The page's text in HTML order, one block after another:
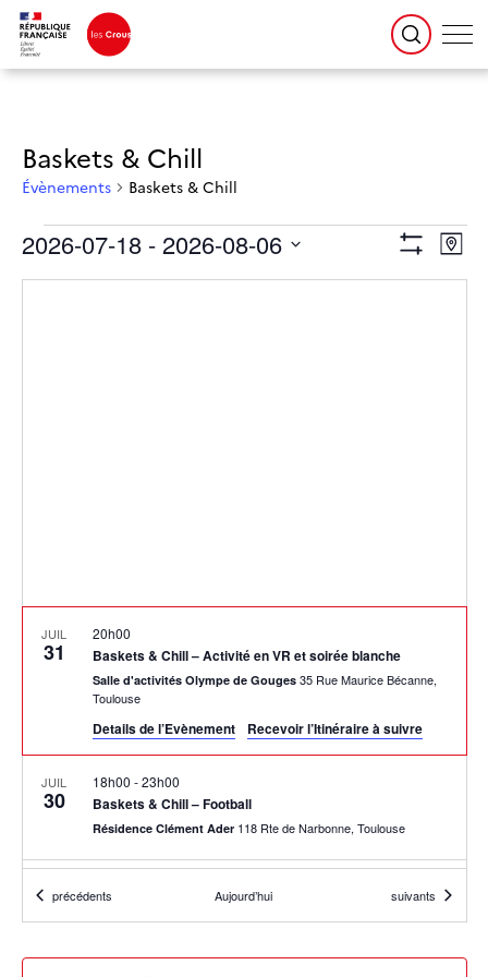
Baskets & Chill
Évènements Baskets & Chill
Évènements Navigation
par
consultations
Les
de
vues
Plan
2026-07-18 - 2026-08-06
la
JUIL
31 Baskets & Chill – Activité en VR et soirée blanche
20h00
Salle d'activités Olympe de Gouges 35 Rue Maurice Bécanne,
Toulouse
Details de l’Evènement Recevoir l’Itinéraire à suivre
JUIL
30 Baskets & Chill – Football
18h00 -23h00
Résidence Clément Ader 118 Rte de Narbonne, Toulouse
JUIL
29 Baskets & Chill – Warrior aventure
Évènements
précédents Aujourd’hui Évènements
suivants